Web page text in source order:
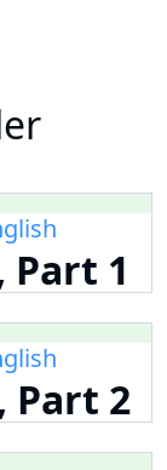
Part 1
Part 2